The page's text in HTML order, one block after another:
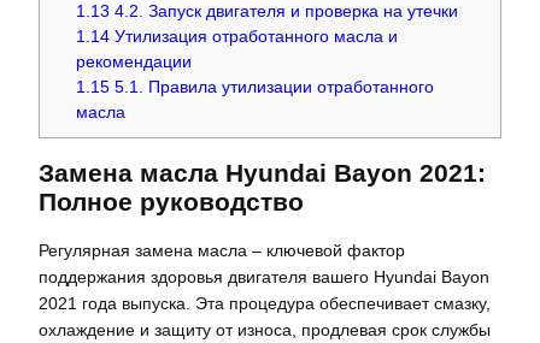
1.13 4.2. Запуск двигателя и проверка на утечки
1.14 Утилизация отработанного масла и
рекомендации
1.15 5.1. Правила утилизации отработанного
масла
Замена масла Hyundai Bayon 2021:
Полное руководство
Регулярная замена масла – ключевой фактор
поддержания здоровья двигателя вашего Hyundai Bayon
2021 года выпуска. Эта процедура обеспечивает смазку,
охлаждение и защиту от износа, продлевая срок службы